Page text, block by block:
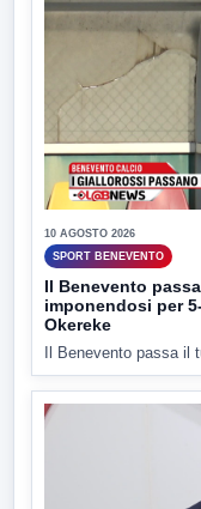
10 AGOSTO 2026
SPORT BENEVENTO
Il Benevento
imponendosi per
Okereke
Il Benevento passa il